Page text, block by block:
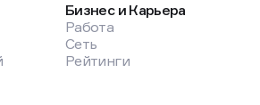
Бизнес и Карьера
Работа
Сеть
Рейтинги